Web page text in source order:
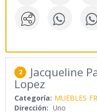
2 Jacqueline
Lopez
Categoría: MUEBLES
Dirección: Uno